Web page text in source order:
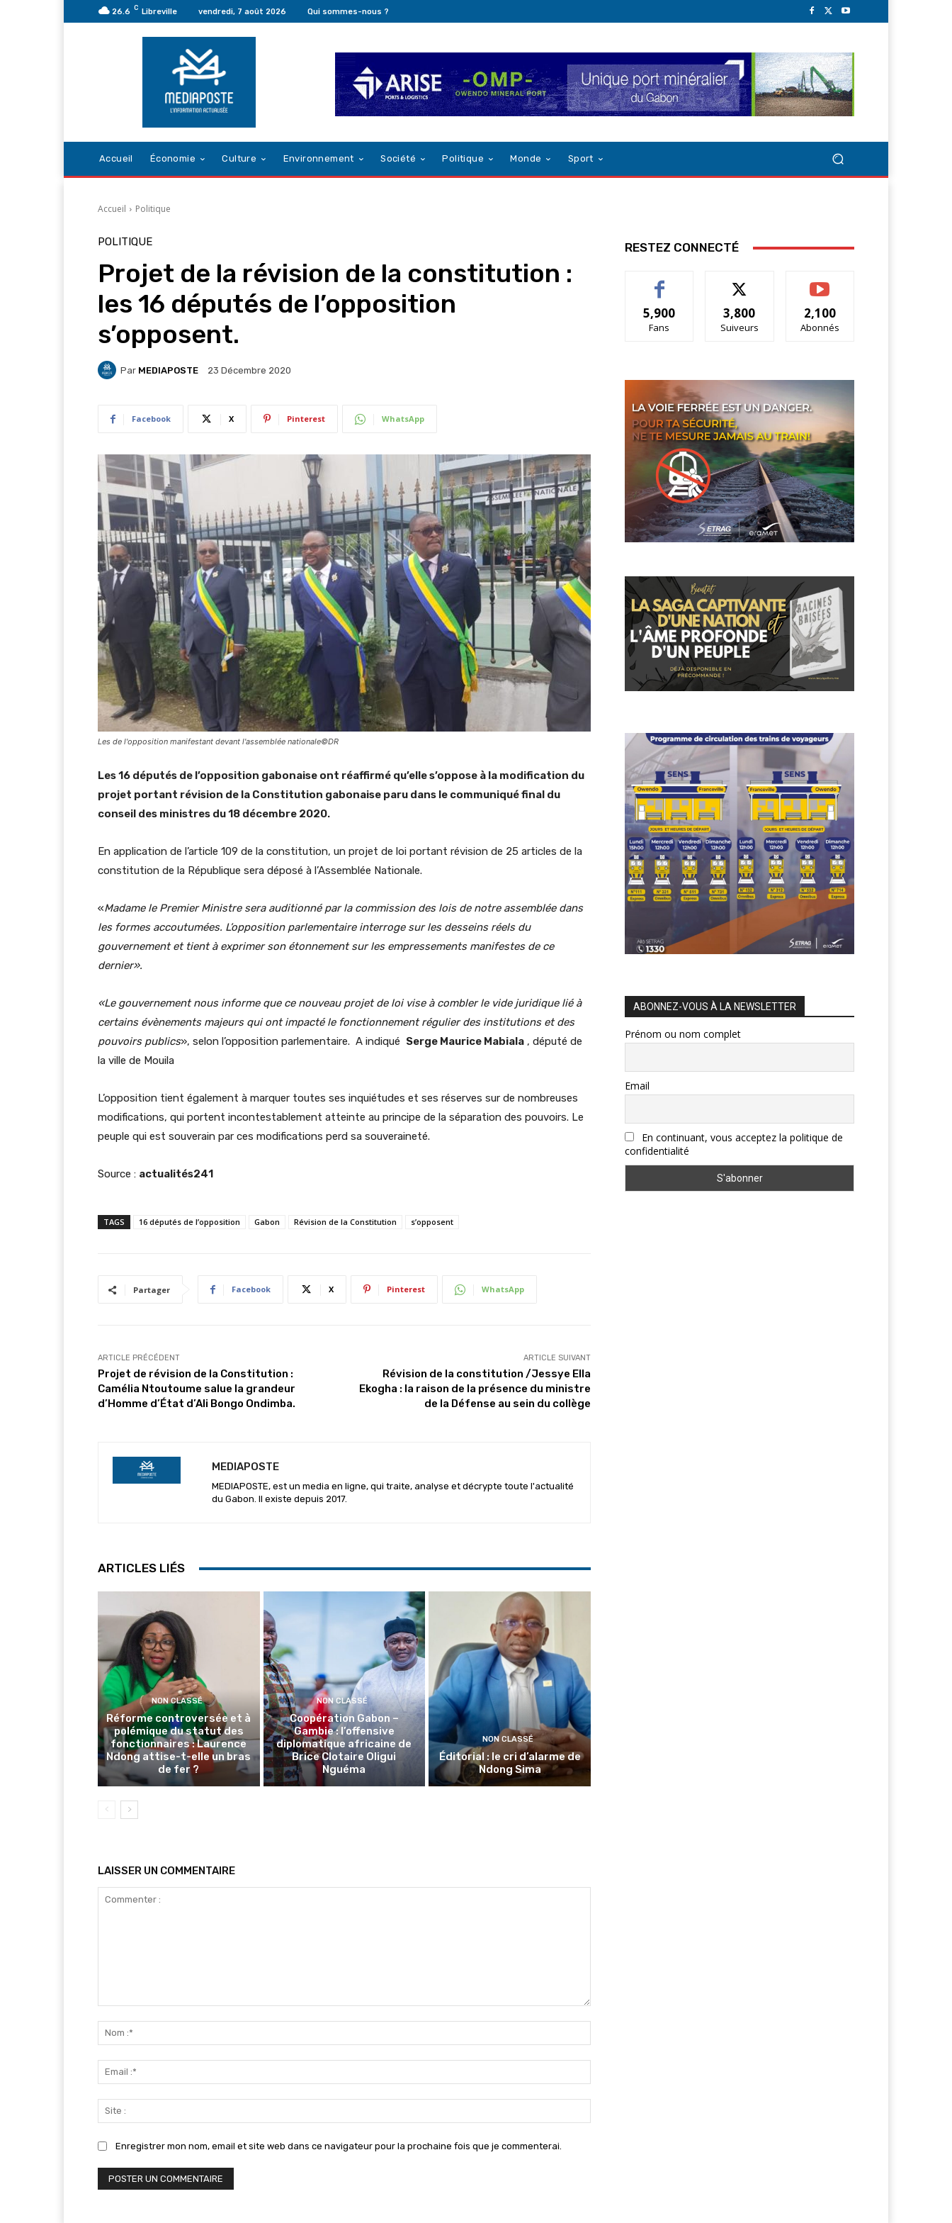
26.6 C Libreville vendredi, 7 août 2026 Qui sommes-nous ?
Accueil Économie Culture Environnement Société Politique Monde Sport
Accueil Politique
POLITIQUE
Projet de la révision de la constitution :
les 16 députés de l’opposition
s’opposent.
Par MEDIAPOSTE 23 Décembre 2020
Facebook X Pinterest WhatsApp
Les de l'opposition manifestant devant l'assemblée nationale©DR
Les 16 députés de l’opposition gabonaise ont réaffirmé qu’elle s’oppose à la modification du
projet portant révision de la Constitution gabonaise paru dans le communiqué final du
conseil des ministres du 18 décembre 2020.
En application de l’article 109 de la constitution, un projet de loi portant révision de 25 articles de la
constitution de la République sera déposé à l’Assemblée Nationale.
«Madame le Premier Ministre sera auditionné par la commission des lois de notre assemblée dans
les formes accoutumées. L’opposition parlementaire interroge sur les desseins réels du
gouvernement et tient à exprimer son étonnement sur les empressements manifestes de ce
dernier».
«Le gouvernement nous informe que ce nouveau projet de loi vise à combler le vide juridique lié à
certains évènements majeurs qui ont impacté le fonctionnement régulier des institutions et des
pouvoirs publics», selon l’opposition parlementaire. A indiqué Serge Maurice Mabiala , député de
la ville de Mouila
L’opposition tient également à marquer toutes ses inquiétudes et ses réserves sur de nombreuses
modifications, qui portent incontestablement atteinte au principe de la séparation des pouvoirs. Le
peuple qui est souverain par ces modifications perd sa souveraineté.
Source : actualités241
TAGS 16 députés de l’opposition Gabon Révision de la Constitution s’opposent
Partager Facebook X Pinterest WhatsApp
ARTICLE PRÉCÉDENT
Projet de révision de la Constitution :
Camélia Ntoutoume salue la grandeur
d’Homme d’État d’Ali Bongo Ondimba.
ARTICLE SUIVANT
Révision de la constitution /Jessye Ella
Ekogha : la raison de la présence du ministre
de la Défense au sein du collège
MEDIAPOSTE
MEDIAPOSTE, est un media en ligne, qui traite, analyse et décrypte toute l'actualité
du Gabon. Il existe depuis 2017.
ARTICLES LIÉS
NON CLASSÉ
Réforme controversée et à
polémique du statut des
fonctionnaires : Laurence
Ndong attise-t-elle un bras
de fer ?
NON CLASSÉ
Coopération Gabon –
Gambie : l’offensive
diplomatique africaine de
Brice Clotaire Oligui
Nguéma
NON CLASSÉ
Éditorial : le cri d’alarme de
Ndong Sima
LAISSER UN COMMENTAIRE
:*
:*
:
Enregistrer mon nom, email et site web dans ce navigateur pour la prochaine fois que je commenterai.
RESTEZ CONNECTÉ
5,900
Fans
3,800
Suiveurs
2,100
Abonnés
ABONNEZ-VOUS À LA NEWSLETTER
Prénom ou nom complet
Email
En continuant, vous acceptez la politique de
confidentialité